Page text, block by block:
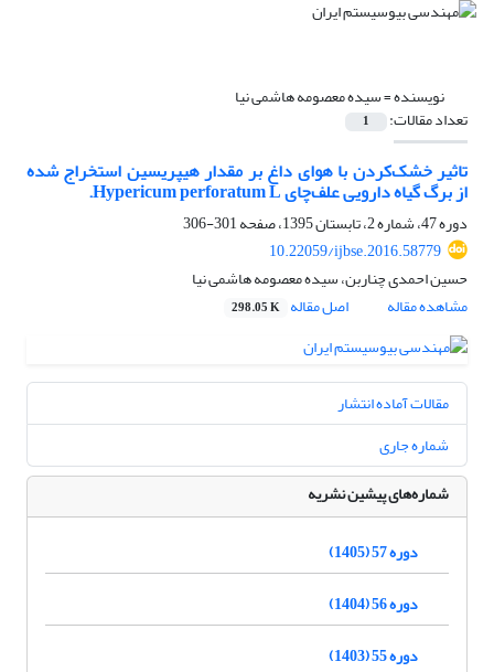
نویسنده =سیده معصومه هاشمی نیا
تعداد مقالات: 1
تاثیر خشک‌کردن با هوای داغ بر مقدار هیپریسین استخراج شده
از برگ گیاه دارویی علف‌چای Hypericum perforatum L.
دوره 47، شماره 2، تابستان 1395، صفحه
301-306
10.22059/ijbse.2016.58779
حسین احمدی چناربن، سیده معصومه هاشمی نیا
مشاهده مقاله
اصل مقاله 298.05 K
مقالات آماده انتشار
شماره جاری
شماره‌های پیشین نشریه
دوره 57 (1405)
دوره 56 (1404)
دوره 55 (1403)